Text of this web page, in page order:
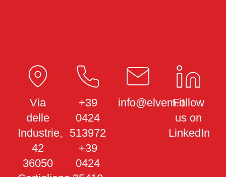
Via
delle
Industrie,
42
36050
+39
0424
513972
+39
0424
info@elvem.itFollow
us on
LinkedIn